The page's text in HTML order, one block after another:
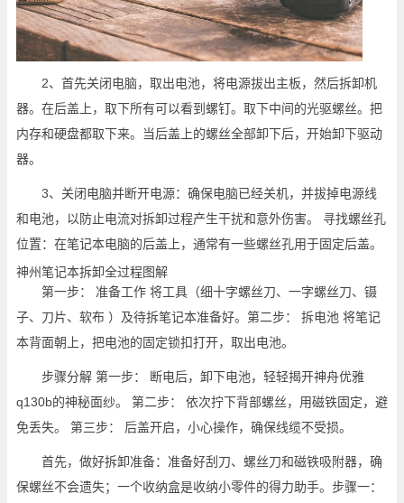
2、首先关闭电脑，取出电池，将电源拔出主板，然后拆卸机
器。在后盖上，取下所有可以看到螺钉。取下中间的光驱螺丝。把
内存和硬盘都取下来。当后盖上的螺丝全部卸下后，开始卸下驱动
器。
3、关闭电脑并断开电源：确保电脑已经关机，并拔掉电源线
和电池，以防止电流对拆卸过程产生干扰和意外伤害。 寻找螺丝孔
位置：在笔记本电脑的后盖上，通常有一些螺丝孔用于固定后盖。
神州笔记本拆卸全过程图解
第一步： 准备工作 将工具（细十字螺丝刀、一字螺丝刀、镊
子、刀片、软布 ）及待拆笔记本准备好。第二步： 拆电池 将笔记
本背面朝上，把电池的固定锁扣打开，取出电池。
步骤分解 第一步： 断电后，卸下电池，轻轻揭开神舟优雅
q130b的神秘面纱。 第二步： 依次拧下背部螺丝，用磁铁固定，避
免丢失。 第三步： 后盖开启，小心操作，确保线缆不受损。
首先，做好拆卸准备：准备好刮刀、螺丝刀和磁铁吸附器，确
保螺丝不会遗失；一个收纳盒是收纳小零件的得力助手。步骤一：